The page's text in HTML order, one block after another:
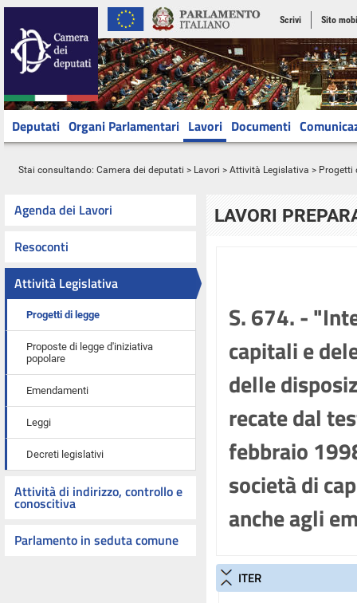
Scrivi Sito
Deputati Organi Parlamentari Lavori Documenti
Stai consultando: Camera dei deputati > Lavori > Attività Legislativa > Progetti
Agenda dei Lavori
Resoconti
Attività Legislativa
Progetti di legge
Proposte di legge d'iniziativa
popolare
Emendamenti
Leggi
Decreti legislativi
Attività di indirizzo, controllo e
conoscitiva
Parlamento in seduta comune
LAVORI
S. 674. -
capitali e
delle
recate dal
febbraio
società di
anche agli
ITER